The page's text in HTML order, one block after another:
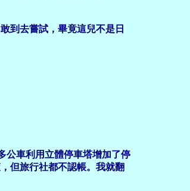
到去嘗試，畢竟這兒不是日
公車利用立體停車塔增加了停
但旅行社都不認帳。我就翻